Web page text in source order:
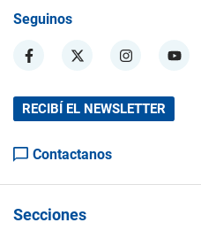
Seguinos
RECIBÍ EL NEWSLETTER
Contactanos
Secciones